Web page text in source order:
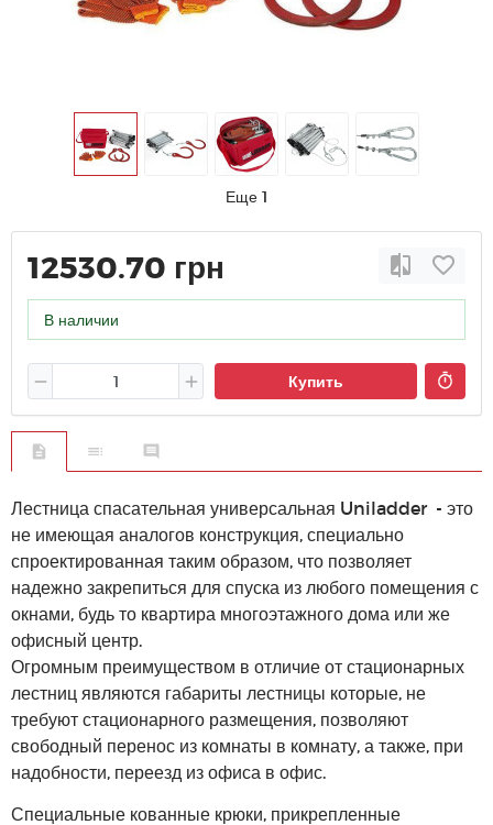
Еще 1
12530.70 грн
В наличии
Купить
Лестница спасательная универсальная Uniladder - это
не имеющая аналогов конструкция, специально
спроектированная таким образом, что позволяет
надежно закрепиться для спуска из любого помещения с
окнами, будь то квартира многоэтажного дома или же
офисный центр.
Огромным преимуществом в отличие от стационарных
лестниц являются габариты лестницы которые, не
требуют стационарного размещения, позволяют
свободный перенос из комнаты в комнату, а также, при
надобности, переезд из офиса в офис.
Специальные кованные крюки, прикрепленные